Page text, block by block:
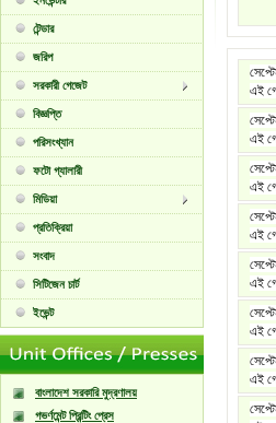
টেন্ডার
জরিপ
সরকারী গেজেট
বিজ্ঞপ্তি
পরিসংখ্যান
ফটো গ্যালারী
মিডিয়া
প্রতিক্রিয়া
সংবাদ
সিটিজেন চার্ট
ইভেন্ট
বাংলাদেশ সরকারি মুদ্রণালয়
গভর্ণমেন্ট প্রিন্টিং প্রেস
এই
এই
এই
এই
এই
এই
এই